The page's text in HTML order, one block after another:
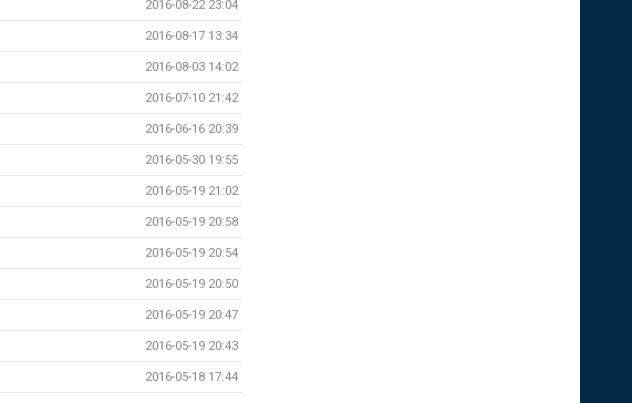
2016-08-22 23:04
2016-08-17 13:34
2016-08-03 14:02
2016-07-10 21:42
2016-06-16 20:39
2016-05-30 19:55
2016-05-19 21:02
2016-05-19 20:58
2016-05-19 20:54
2016-05-19 20:50
2016-05-19 20:47
2016-05-19 20:43
2016-05-18 17:44